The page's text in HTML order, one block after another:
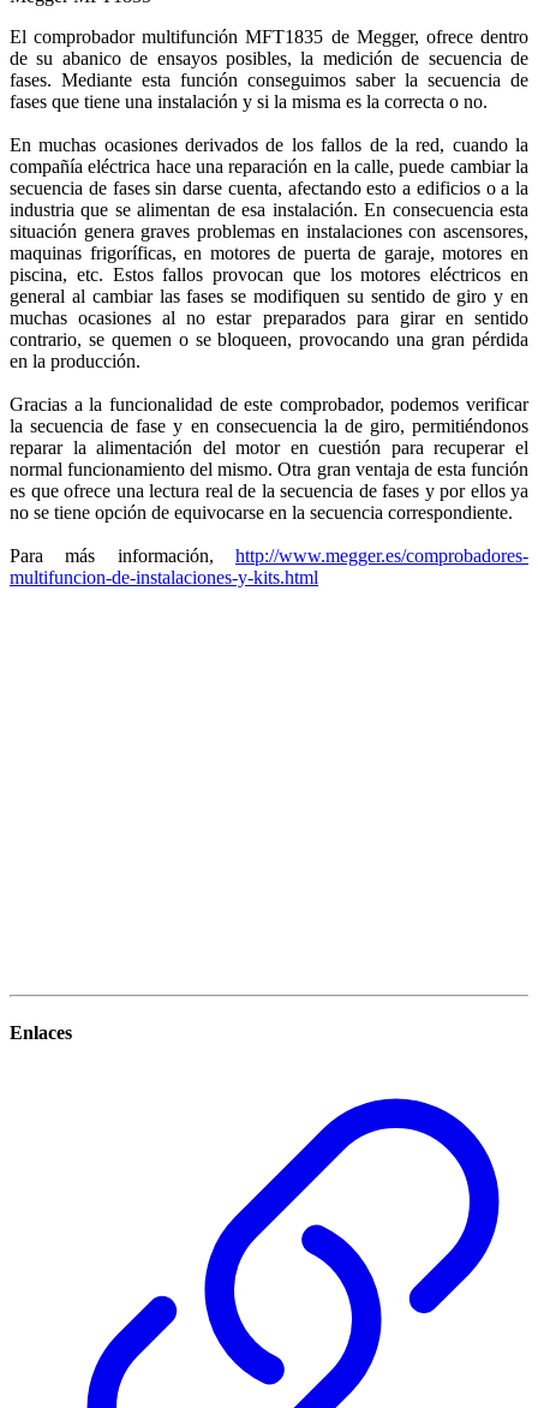
El comprobador multifunción MFT1835 de Megger, ofrece dentro
de su abanico de ensayos posibles, la medición de secuencia de
fases. Mediante esta función conseguimos saber la secuencia de
fases que tiene una instalación y si la misma es la correcta o no.
En muchas ocasiones derivados de los fallos de la red, cuando la
compañía eléctrica hace una reparación en la calle, puede cambiar la
secuencia de fases sin darse cuenta, afectando esto a edificios o a la
industria que se alimentan de esa instalación. En consecuencia esta
situación genera graves problemas en instalaciones con ascensores,
maquinas frigoríficas, en motores de puerta de garaje, motores en
piscina, etc. Estos fallos provocan que los motores eléctricos en
general al cambiar las fases se modifiquen su sentido de giro y en
muchas ocasiones al no estar preparados para girar en sentido
contrario, se quemen o se bloqueen, provocando una gran pérdida
en la producción.
Gracias a la funcionalidad de este comprobador, podemos verificar
la secuencia de fase y en consecuencia la de giro, permitiéndonos
reparar la alimentación del motor en cuestión para recuperar el
normal funcionamiento del mismo. Otra gran ventaja de esta función
es que ofrece una lectura real de la secuencia de fases y por ellos ya
no se tiene opción de equivocarse en la secuencia correspondiente.
Para más información, http://www.megger.es/comprobadores-
multifuncion-de-instalaciones-y-kits.html
Enlaces